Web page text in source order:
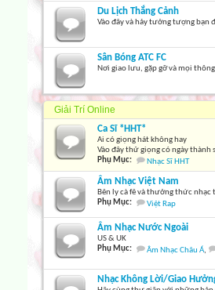
Du Lịch Thắng Cảnh
Vào đây và hảy tưởng tượng bạn
Sân Bóng ATC FC
Nơi giao lưu, gặp gỡ và mọi
Giải Trí Online
Ca Sĩ *HHT*
Ai có giọng hát không hay
Vào đây thử giọng có ngày thành
Phụ Mục:
Nhạc Sĩ HHT
Âm Nhạc Việt Nam
Bên ly cà fê và thưởng thức nhạc
Phụ Mục:
Việt Rap
Âm Nhạc Nước Ngoài
US & UK
Phụ Mục:
Âm Nhạc Châu Á,
Nhạc Không Lời/Giao